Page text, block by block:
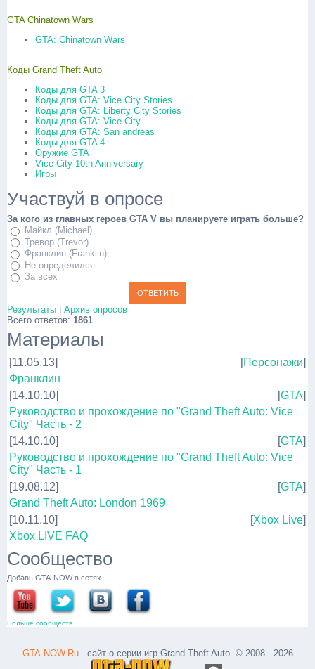
GTA Chinatown Wars
GTA: Chinatown Wars
Коды Grand Theft Auto
Коды для GTA 3
Коды для GTA: Vice City Stories
Коды для GTA: Liberty City Stories
Коды для GTA: Vice City
Коды для GTA: San andreas
Коды для GTA 4
Оружие GTA
Vice City 10th Anniversary
Игры
Участвуй в опросе
За кого из главных героев GTA V вы планируете играть больше?
Майкл (Michael)
Тревор (Trevor)
Франклин (Franklin)
Не определился
За всех
Результаты
Архив опросов
Всего ответов: 1861
Материалы
[11.05.13] [Персонажи]
Франклин
[14.10.10]
[GTA]
Руководство и прохождение по "Grand Theft Auto: Vice
City" Часть - 2
[14.10.10]
[GTA]
Руководство и прохождение по "Grand Theft Auto: Vice
City" Часть - 1
[19.08.12]
[GTA]
Grand Theft Auto: London 1969
[10.11.10]
[Xbox Live]
Xbox LIVE FAQ
Сообщество
Добавь GTA-NOW в сетях
Больше сообществ
GTA-NOW.Ru- сайт о серии игр Grand Theft Auto. © 2008 - 2026